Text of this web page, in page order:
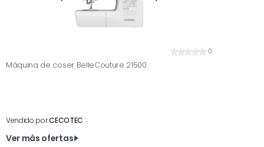
0
Máquina de coser BelleCouture 21500
Vendido porCECOTEC
Ver más ofertas